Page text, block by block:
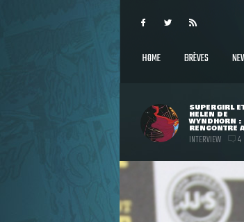
HOME BRÈVES
SUPERGIRL
HELEN DE
WYNDHORN :
RENCONTRE
INTERVIEW 4